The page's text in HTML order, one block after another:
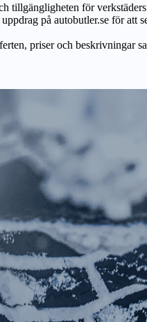
tillgängligheten för
på autobutler.se för
priser och beskrivningar